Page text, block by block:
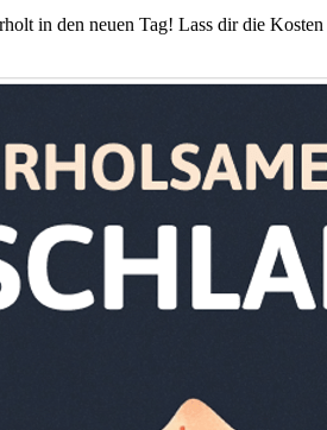
in den neuen Tag! Lass dir die